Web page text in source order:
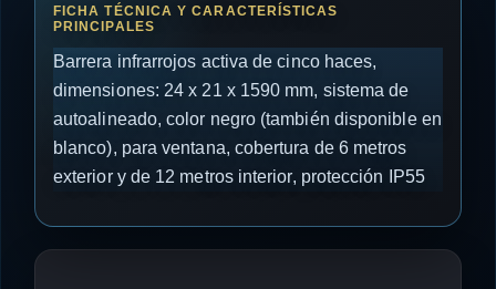
Barrera infrarrojos activa de cinco haces,
dimensiones: 24 x 21 x 1590 mm, sistema de
autoalineado, color negro (también disponible en
blanco), para ventana, cobertura de 6 metros
exterior y de 12 metros interior, protección IP55